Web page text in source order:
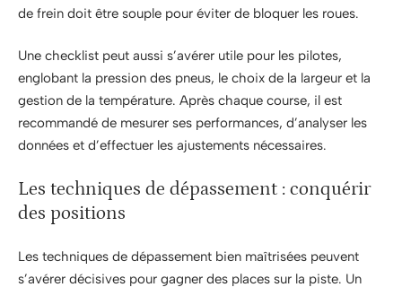
de frein doit être souple pour éviter de bloquer les roues.
Une checklist peut aussi s’avérer utile pour les pilotes,
englobant la pression des pneus, le choix de la largeur et la
gestion de la température. Après chaque course, il est
recommandé de mesurer ses performances, d’analyser les
données et d’effectuer les ajustements nécessaires.
Les techniques de dépassement : conquérir
des positions
Les techniques de dépassement bien maîtrisées peuvent
s’avérer décisives pour gagner des places sur la piste. Un